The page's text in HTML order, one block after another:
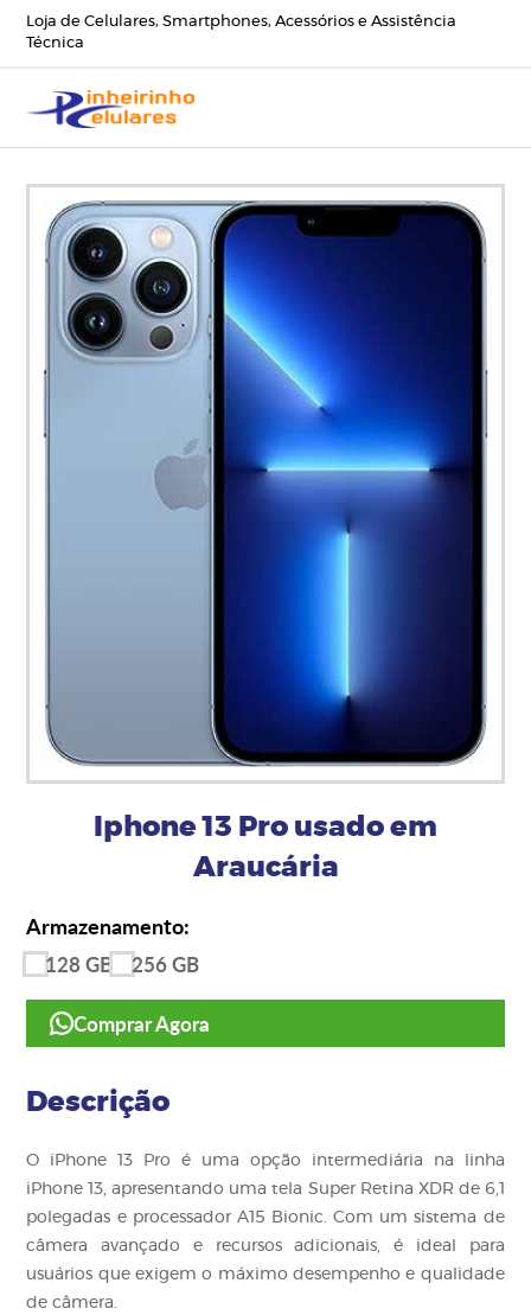
Loja de Celulares, Smartphones, Acessórios e Assistência
Técnica
Iphone 13 Pro usado em
Araucária
Armazenamento:
128 GB 256 GB
Comprar Agora
Descrição
O iPhone 13 Pro é uma opção intermediária na linha
iPhone 13, apresentando uma tela Super Retina XDR de 6,1
polegadas e processador A15 Bionic. Com um sistema de
câmera avançado e recursos adicionais, é ideal para
usuários que exigem o máximo desempenho e qualidade
de câmera.